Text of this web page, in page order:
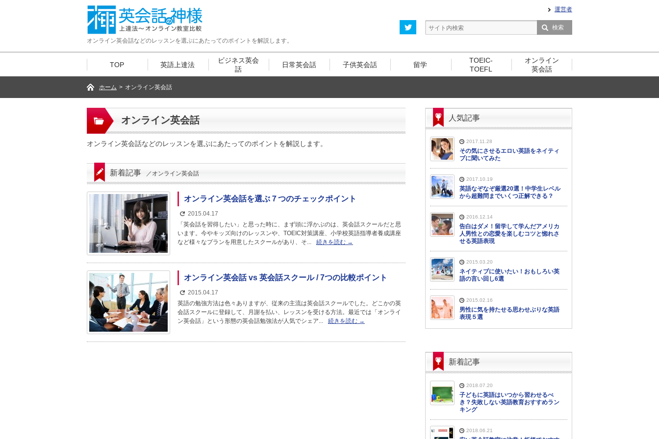
運営者
オンライン英会話などのレッスンを選ぶにあたってのポイントを解説します。
TOP 英語上達法
ビジネス英会
話
日常英会話 子供英会話 留学
TOEIC-
TOEFL
オンライン
英会話
ホーム > オンライン英会話
オンライン英会話
オンライン英会話などのレッスンを選ぶにあたってのポイントを解説します。
新着記事 ／オンライン英会話
オンライン英会話を選ぶ７つのチェックポイント
2015.04.17
「英会話を習得したい」と思った時に、まず頭に浮かぶのは、英会話スクールだと思
います。今やキッズ向けのレッスンや、TOEIC対策講座、小学校英語指導者養成講座
など様々なプランを用意したスクールがあり、そ...
続きを読む →
オンライン英会話 vs 英会話スクール / 7つの比較ポイント
2015.04.17
英語の勉強方法は色々ありますが、従来の主流は英会話スクールでした。どこかの英
会話スクールに登録して、月謝を払い、レッスンを受ける方法。最近では「オンライ
ン英会話」という形態の英会話勉強法が人気でシェア...
続きを読む →
人気記事
2017.11.28
その気にさせるエロい英語をネイティ
ブに聞いてみた
2017.10.19
英語なぞなぞ厳選20選！中学生レベル
から超難問までいくつ正解できる？
2016.12.14
告白はダメ！留学して学んだアメリカ
人男性との恋愛を楽しむコツと惚れさ
せる英語表現
2015.03.20
ネイティブに使いたい！おもしろい英
語の言い回し6選
2015.02.16
男性に気を持たせる思わせぶりな英語
表現５選
新着記事
2018.07.20
子どもに英語はいつから習わせるべ
き？失敗しない英語教育おすすめラン
キング
2018.06.21